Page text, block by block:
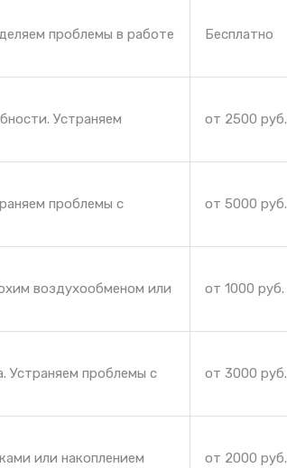
проблемы в работе
Бесплатно
Устраняем
от 2500 руб.
проблемы с
от 5000 руб.
воздухообменом или
от 1000 руб.
Устраняем проблемы с
от 3000 руб.
или накоплением
от 2000 руб.